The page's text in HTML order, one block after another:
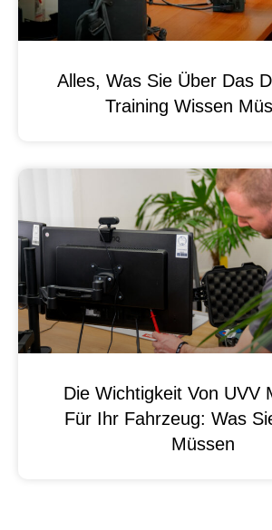
Alles, Was Sie Über Das
Training Wissen
Die Wichtigkeit Von UVV
Für Ihr Fahrzeug: Was
Müssen